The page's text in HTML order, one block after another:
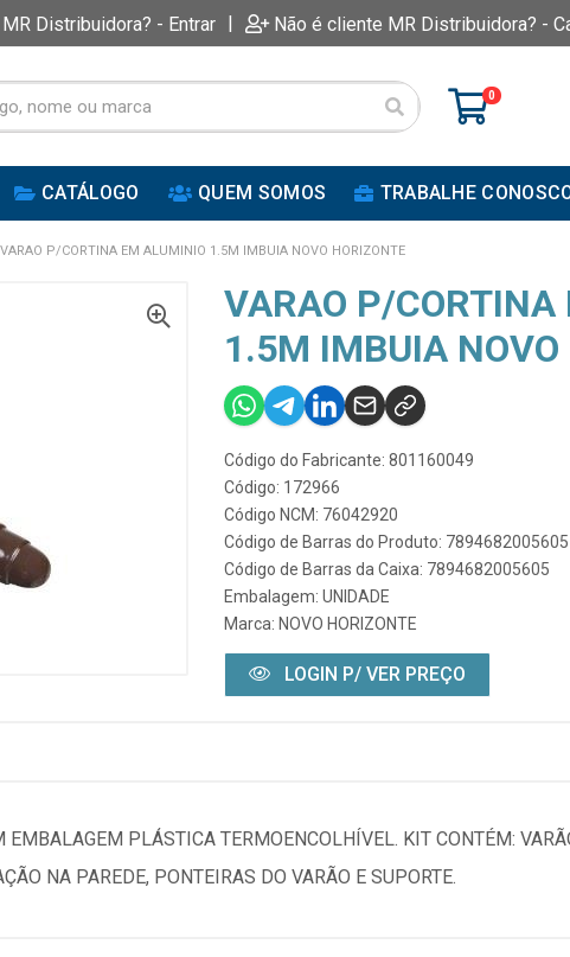
Distribuidora? - Entrar | Não é cliente MR Distribuidora? -
0
CATÁLOGO QUEM SOMOS TRABALHE
VARAO P/CORTINA EM ALUMINIO 1.5M IMBUIA NOVO HORIZONTE
VARAO P/CORTINA
1.5M IMBUIA NOVO
Código do Fabricante: 801160049
Código: 172966
Código NCM: 76042920
Código de Barras do Produto: 7894682005605
Código de Barras da Caixa: 7894682005605
Embalagem: UNIDADE
Marca: NOVO HORIZONTE
LOGIN P/ VER PREÇO
EMBALAGEM PLÁSTICA TERMOENCOLHÍVEL. KIT CONTÉM:
NA PAREDE, PONTEIRAS DO VARÃO E SUPORTE.